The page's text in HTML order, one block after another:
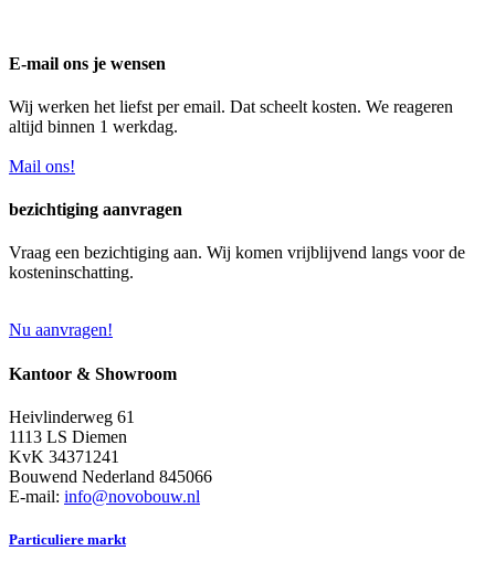
E-mail ons je wensen
Wij werken het liefst per email. Dat scheelt kosten. We reageren
altijd binnen 1 werkdag.
Mail ons!
bezichtiging aanvragen
Vraag een bezichtiging aan. Wij komen vrijblijvend langs voor de
kosteninschatting.
Nu aanvragen!
Kantoor & Showroom
Heivlinderweg 61
1113 LS Diemen
KvK 34371241
Bouwend Nederland 845066
E-mail: info@novobouw.nl
Particuliere markt